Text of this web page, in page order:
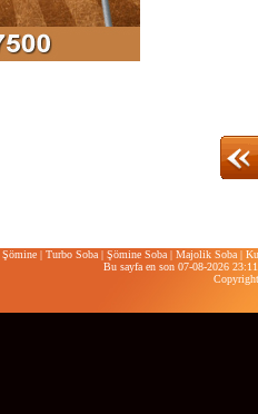
Şömine| Turbo Soba| Şömine Soba| Majolik Soba|
Bu sayfa en son 07-08-2026